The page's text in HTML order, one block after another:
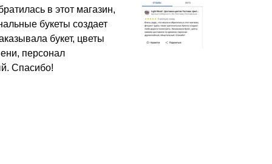
в этот магазин,
букеты создает
букет, цветы
персонал
Спасибо!